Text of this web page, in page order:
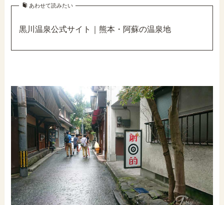
あわせて読みたい
黒川温泉公式サイト｜熊本・阿蘇の温泉地